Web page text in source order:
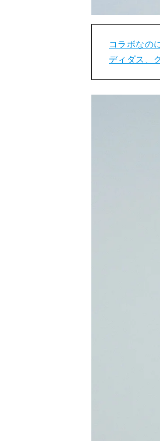
コラボなの
ディダス、